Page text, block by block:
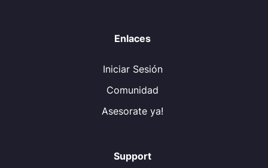
Enlaces
Iniciar Sesión
Comunidad
Asesorate ya!
Support